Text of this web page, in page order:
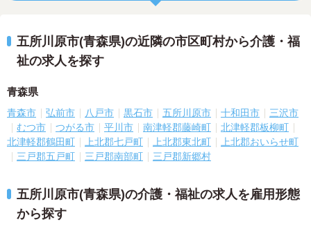
五所川原市(青森県)の近隣の市区町村から介護・福
祉の求人を探す
青森県
青森市 弘前市 八戸市 黒石市 五所川原市 十和田市
三沢市
むつ市
つがる市 平川市 南津軽郡藤崎町
北津軽郡板柳町
北津軽郡鶴田町
上北郡七戸町 上北郡東北町
上北郡おいらせ町
三戸郡五戸町
三戸郡南部町 三戸郡新郷村
五所川原市(青森県)の介護・福祉の求人を雇用形態
から探す